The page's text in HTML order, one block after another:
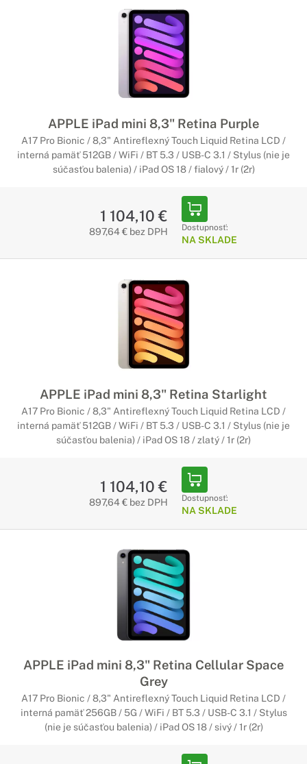
APPLE iPad mini 8,3" Retina Purple
A17 Pro Bionic / 8,3" Antireflexný Touch Liquid Retina LCD /
interná pamäť 512GB / WiFi / BT 5.3 / USB-C 3.1 / Stylus (nie je
súčasťou balenia) / iPad OS 18 / fialový / 1r (2r)
1 104,10 €
897,64 € bez DPH Dostupnosť:
NA SKLADE
APPLE iPad mini 8,3" Retina Starlight
A17 Pro Bionic / 8,3" Antireflexný Touch Liquid Retina LCD /
interná pamäť 512GB / WiFi / BT 5.3 / USB-C 3.1 / Stylus (nie je
súčasťou balenia) / iPad OS 18 / zlatý / 1r (2r)
1 104,10 €
897,64 € bez DPH Dostupnosť:
NA SKLADE
APPLE iPad mini 8,3" Retina Cellular Space
Grey
A17 Pro Bionic / 8,3" Antireflexný Touch Liquid Retina LCD /
interná pamäť 256GB / 5G / WiFi / BT 5.3 / USB-C 3.1 / Stylus
(nie je súčasťou balenia) / iPad OS 18 / sivý / 1r (2r)